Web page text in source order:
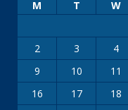
M
T W
2
3 4
9
10 11
16
17 18